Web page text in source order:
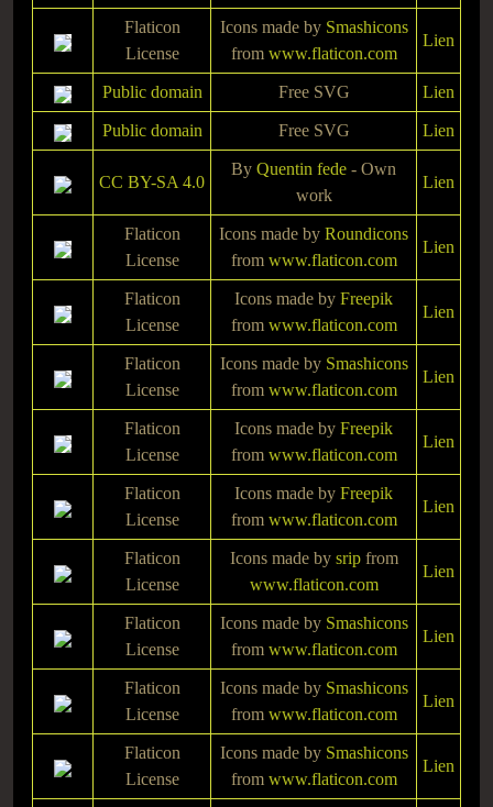
Flaticon
License
Icons made by Smashicons
from www.flaticon.com
Lien
Public domain Free SVG Lien
Public domain Free SVG Lien
CC BY-SA 4.0
By Quentin fede - Own
work
Lien
Flaticon
License
Icons made by Roundicons
from www.flaticon.com
Lien
Flaticon
License
Icons made by Freepik
from www.flaticon.com
Lien
Flaticon
License
Icons made by Smashicons
from www.flaticon.com
Lien
Flaticon
License
Icons made by Freepik
from www.flaticon.com
Lien
Flaticon
License
Icons made by Freepik
from www.flaticon.com
Lien
Flaticon
License
Icons made by sripfrom
www.flaticon.com
Lien
Flaticon
License
Icons made by Smashicons
from www.flaticon.com
Lien
Flaticon
License
Icons made by Smashicons
from www.flaticon.com
Lien
Flaticon
License
Icons made by Smashicons
from www.flaticon.com
Lien